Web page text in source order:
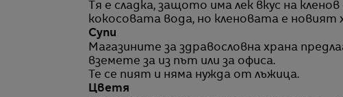
Тя е сладка, защото има лек вкус на
кокосовата вода, но кленовата е новият
Супи
Магазините за здравословна храна
вземете за из път или за офиса.
Те се пият и няма нужда от лъжица.
Цветя